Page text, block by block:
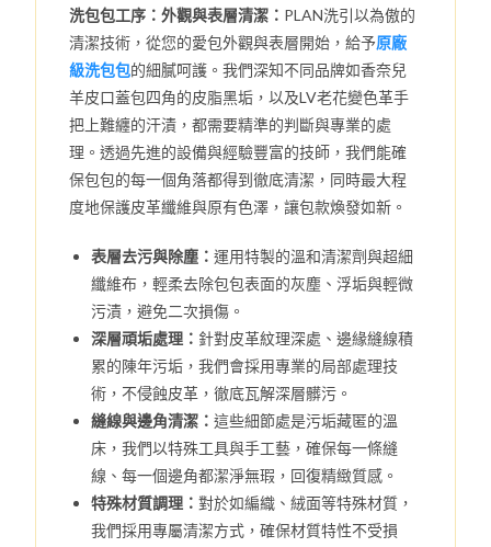
洗包包工序：外觀與表層清潔： PLAN洗引以為傲的
清潔技術，從您的愛包外觀與表層開始，給予原廠
級洗包包的細膩呵護。我們深知不同品牌如香奈兒
羊皮口蓋包四角的皮脂黑垢，以及LV老花變色革手
把上難纏的汗漬，都需要精準的判斷與專業的處
理。透過先進的設備與經驗豐富的技師，我們能確
保包包的每一個角落都得到徹底清潔，同時最大程
度地保護皮革纖維與原有色澤，讓包款煥發如新。
表層去污與除塵：運用特製的溫和清潔劑與超細
纖維布，輕柔去除包包表面的灰塵、浮垢與輕微
污漬，避免二次損傷。
深層頑垢處理： 針對皮革紋理深處、邊緣縫線積
累的陳年污垢，我們會採用專業的局部處理技
術，不侵蝕皮革，徹底瓦解深層髒污。
縫線與邊角清潔：這些細節處是污垢藏匿的溫
床，我們以特殊工具與手工藝，確保每一條縫
線、每一個邊角都潔淨無瑕，回復精緻質感。
特殊材質調理：對於如編織、絨面等特殊材質，
我們採用專屬清潔方式，確保材質特性不受損